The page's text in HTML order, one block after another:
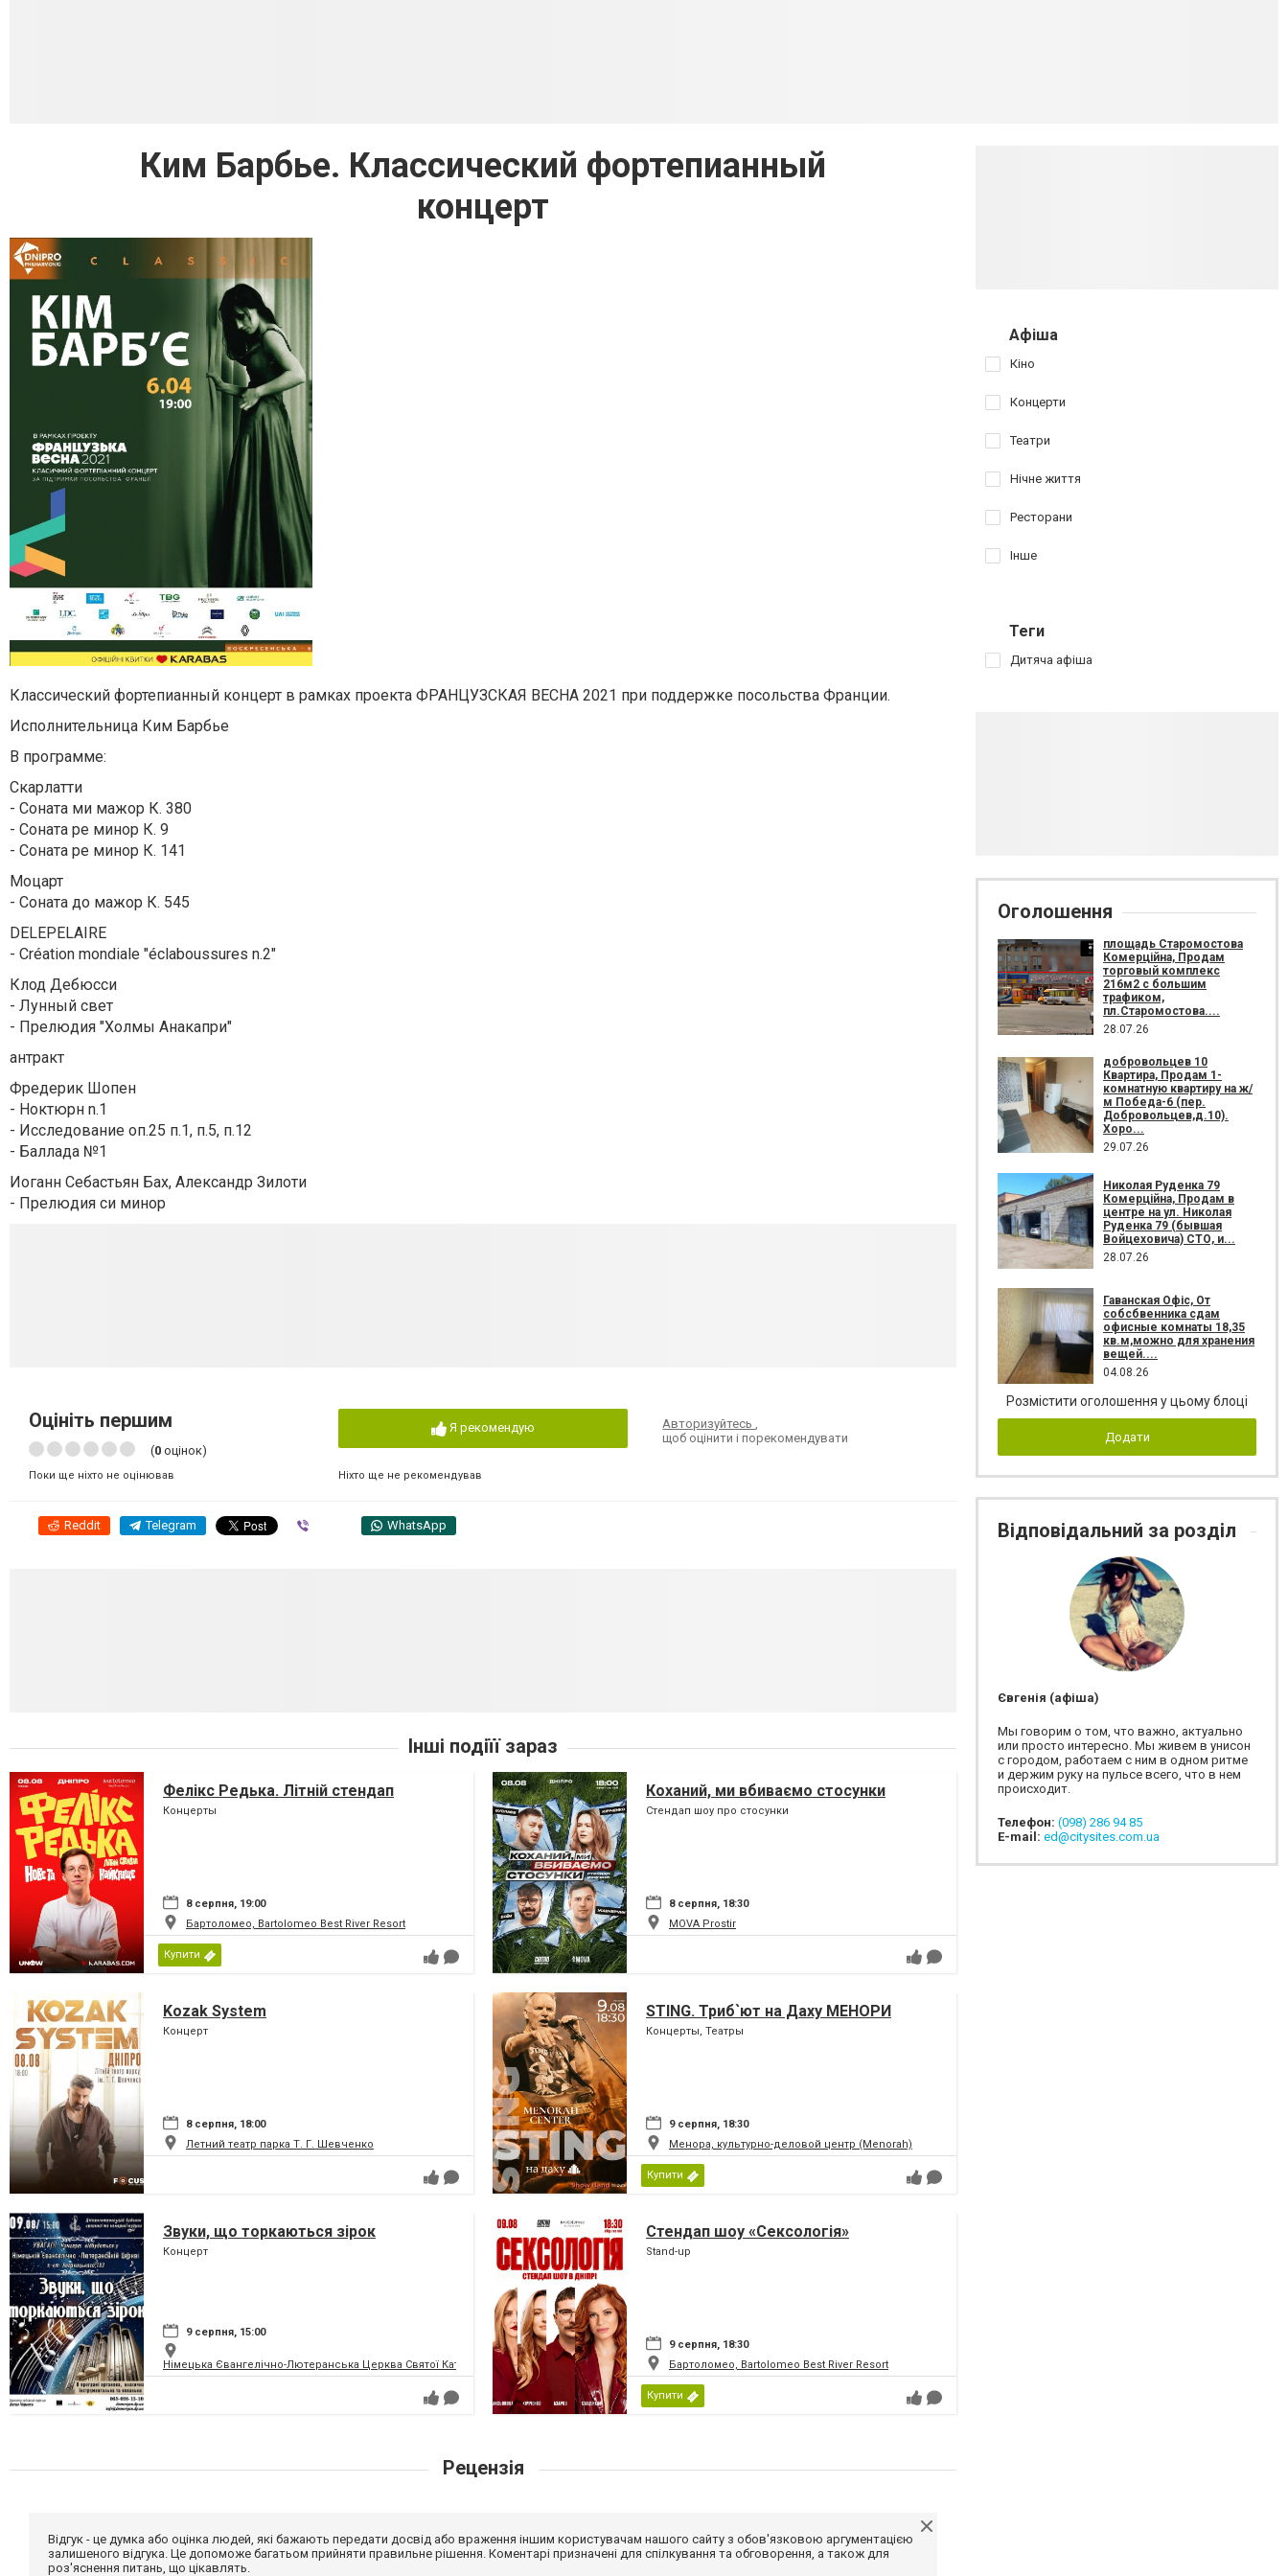
Ким Барбье. Классический фортепианный
концерт
Классический фортепианный концерт в рамках проекта ФРАНЦУЗСКАЯ ВЕСНА 2021 при поддержке посольства Франции.
Исполнительница Ким Барбье
В программе:
Скарлатти
- Соната ми мажор К. 380
- Соната ре минор К. 9
- Соната ре минор К. 141
Моцарт
- Соната до мажор К. 545
DELEPELAIRE
- Création mondiale "éclaboussures n.2"
Клод Дебюсси
- Лунный свет
- Прелюдия "Холмы Анакапри"
антракт
Фредерик Шопен
- Ноктюрн n.1
- Исследование оп.25 п.1, п.5, п.12
- Баллада №1
Иоганн Себастьян Бах, Александр Зилоти
- Прелюдия си минор
Оцініть першим
(0 оцінок)
Поки ще ніхто не оцінював
Я рекомендую
Ніхто ще не рекомендував
Авторизуйтесь,
щоб оцінити і порекомендувати
Reddit Telegram WhatsApp
Інші подіїї зараз
Фелікс Редька. Літній стендап
Концерты
8 серпня, 19:00
Бартоломео, Bartolomeo Best River Resort
Купити
Коханий, ми вбиваємо стосунки
Стендап шоу про стосунки
8 серпня, 18:30
MOVA Рrostir
Kozak System
Концерт
8 серпня, 18:00
Летний театр парка Т. Г. Шевченко
STING. Триб`ют на Даху МЕНОРИ
Концерты, Театры
9 серпня, 18:30
Менора, культурно-деловой центр (Menorah)
Купити
Звуки, що торкаються зірок
Концерт
9 серпня, 15:00
Німецька Євангелічно-Лютеранська Церква Святої Катерини (Кірха Святої Катерини)
Стендап шоу «Сексологія»
Stand-up
9 серпня, 18:30
Бартоломео, Bartolomeo Best River Resort
Купити
Рецензія
Відгук - це думка або оцінка людей, які бажають передати досвід або враження іншим користувачам нашого сайту з обов'язковою аргументацією
залишеного відгука. Це допоможе багатьом прийняти правильне рішення. Коментарі призначені для спілкування та обговорення, а також для
роз'яснення питань, що цікавлять.
Афіша
Кіно
Концерти
Театри
Нічне життя
Ресторани
Інше
Теги
Дитяча афіша
Оголошення
площадь Старомостова
Комерційна, Продам
торговый комплекс
216м2 с большим
трафиком,
пл.Старомостова....
28.07.26
добровольцев 10
Квартира, Продам 1-
комнатную квартиру на ж/
м Победа-6 (пер.
Добровольцев,д.10).
Хоро...
29.07.26
Николая Руденка 79
Комерційна, Продам в
центре на ул. Николая
Руденка 79 (бывшая
Войцеховича) СТО, и...
28.07.26
Гаванская Офіс, От
собсбвенника сдам
офисные комнаты 18,35
кв.м,можно для хранения
вещей....
04.08.26
Розмістити оголошення у цьому блоці
Додати
Відповідальний за розділ
Євгенія (афіша)
Мы говорим о том, что важно, актуально
или просто интересно. Мы живем в унисон
с городом, работаем с ним в одном ритме
и держим руку на пульсе всего, что в нем
происходит.
Телефон: (098) 286 94 85
E-mail: ed@citysites.com.ua